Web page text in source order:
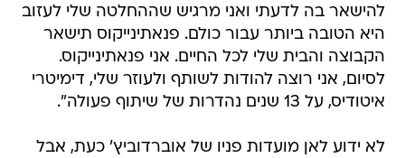
להישאר בה לדעתי ואני מרגיש שההחלטה שלי לעזוב
היא הטובה ביותר עבור כולם. פנאתינייקוס תישאר
הקבוצה והבית שלי לכל החיים. אני פנאתינייקוס.
לסיום, אני רוצה להודות לשותף ולעוזר שלי, דימיטרי
איטודיס, על 13 שנים נהדרות של שיתוף פעולה".
לא ידוע לאן מועדות פניו של אוברדוביץ' כעת, אבל